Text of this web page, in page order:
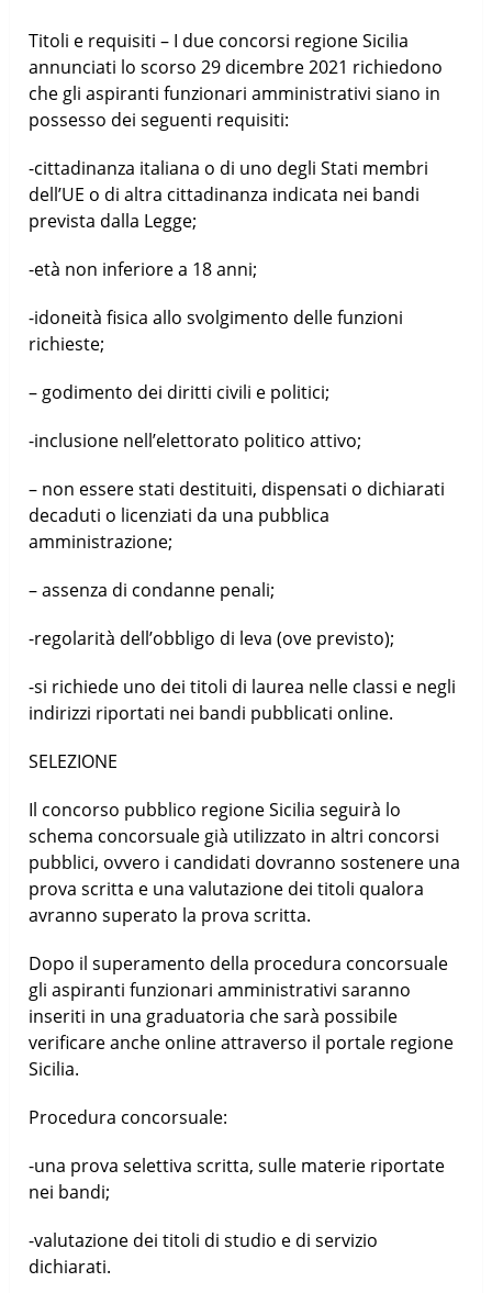
Titoli e requisiti – I due concorsi regione Sicilia
annunciati lo scorso 29 dicembre 2021 richiedono
che gli aspiranti funzionari amministrativi siano in
possesso dei seguenti requisiti:
-cittadinanza italiana o di uno degli Stati membri
dell’UE o di altra cittadinanza indicata nei bandi
prevista dalla Legge;
-età non inferiore a 18 anni;
-idoneità fisica allo svolgimento delle funzioni
richieste;
– godimento dei diritti civili e politici;
-inclusione nell’elettorato politico attivo;
– non essere stati destituiti, dispensati o dichiarati
decaduti o licenziati da una pubblica
amministrazione;
– assenza di condanne penali;
-regolarità dell’obbligo di leva (ove previsto);
-si richiede uno dei titoli di laurea nelle classi e negli
indirizzi riportati nei bandi pubblicati online.
SELEZIONE
Il concorso pubblico regione Sicilia seguirà lo
schema concorsuale già utilizzato in altri concorsi
pubblici, ovvero i candidati dovranno sostenere una
prova scritta e una valutazione dei titoli qualora
avranno superato la prova scritta.
Dopo il superamento della procedura concorsuale
gli aspiranti funzionari amministrativi saranno
inseriti in una graduatoria che sarà possibile
verificare anche online attraverso il portale regione
Sicilia.
Procedura concorsuale:
-una prova selettiva scritta, sulle materie riportate
nei bandi;
-valutazione dei titoli di studio e di servizio
dichiarati.